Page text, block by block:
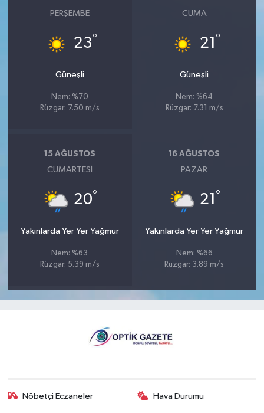
PERŞEMBE
23°
Güneşli
Nem: %70
Rüzgar: 7.50 m/s
CUMA
21 °
Güneşli
Nem: %64
Rüzgar: 7.31 m/s
15 AĞUSTOS
CUMARTESI
20°
Yakınlarda Yer Yer Yağmur
Nem: %63
Rüzgar: 5.39 m/s
16 AĞUSTOS
PAZAR
21 °
Yakınlarda Yer Yer Yağmur
Nem: %66
Rüzgar: 3.89 m/s
Nöbetçi Eczaneler Hava Durumu